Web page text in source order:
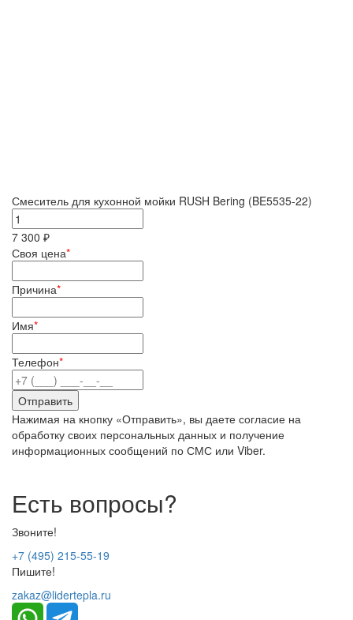
Смеситель для кухонной мойки RUSH Bering (BE5535-22)
7 300 ₽
Своя цена*
Причина*
Имя*
Телефон*
Нажимая на кнопку «Отправить», вы даете согласие на
обработку своих персональных данных и получение
информационных сообщений по СМС или Viber.
Есть вопросы?
Звоните!
+7 (495) 215-55-19
Пишите!
zakaz@lidertepla.ru